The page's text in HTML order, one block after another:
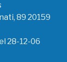
89 20159
28-12-06